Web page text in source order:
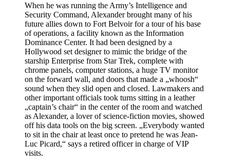
When he was running the Army’s Intelligence and
Security Command, Alexander brought many of his
future allies down to Fort Belvoir for a tour of his base
of operations, a facility known as the Information
Dominance Center. It had been designed by a
Hollywood set designer to mimic the bridge of the
starship Enterprise from Star Trek, complete with
chrome panels, computer stations, a huge TV monitor
on the forward wall, and doors that made a „whoosh“
sound when they slid open and closed. Lawmakers and
other important officials took turns sitting in a leather
„captain’s chair“ in the center of the room and watched
as Alexander, a lover of science-fiction movies, showed
off his data tools on the big screen. „Everybody wanted
to sit in the chair at least once to pretend he was Jean-
Luc Picard,“ says a retired officer in charge of VIP
visits.